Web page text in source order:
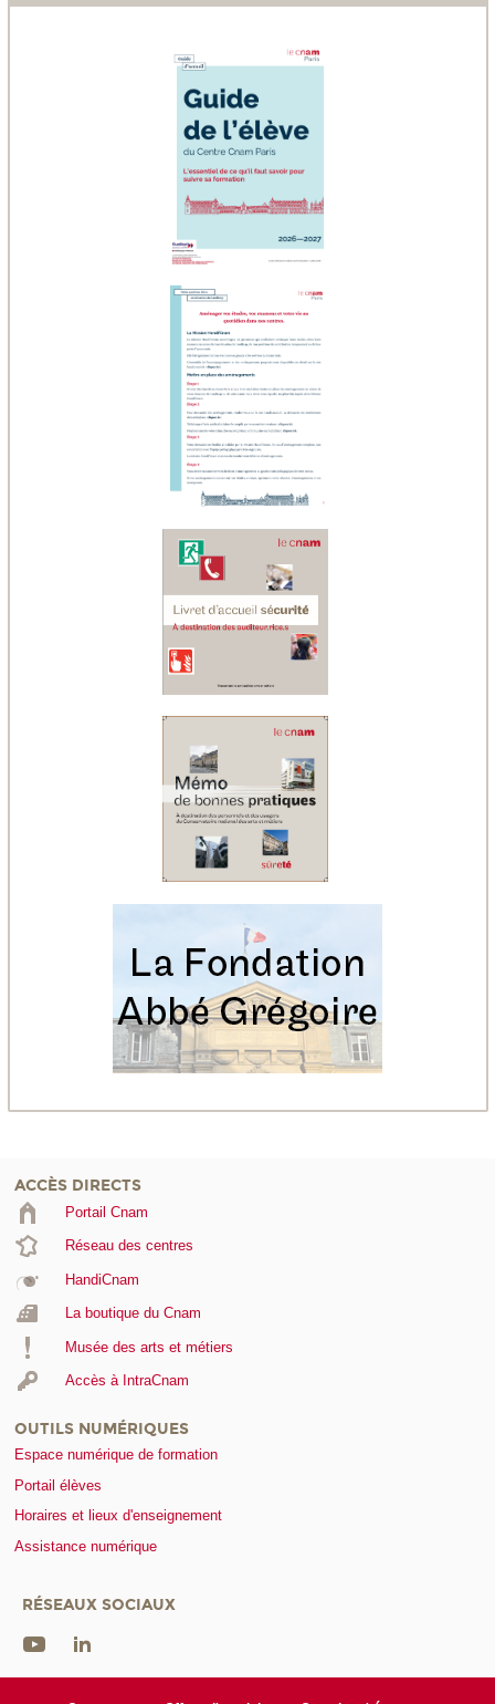
ACCÈS DIRECTS
Portail Cnam
Réseau des centres
HandiCnam
La boutique du Cnam
Musée des arts et métiers
Accès à IntraCnam
OUTILS NUMÉRIQUES
Espace numérique de formation
Portail élèves
Horaires et lieux d'enseignement
Assistance numérique
RÉSEAUX SOCIAUX